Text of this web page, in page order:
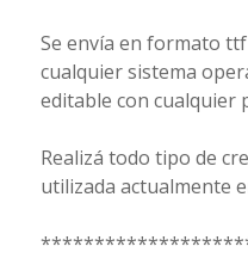
Se envía en formato
cualquier sistema
editable con cualquier
Realizá todo tipo de
utilizada actualmente